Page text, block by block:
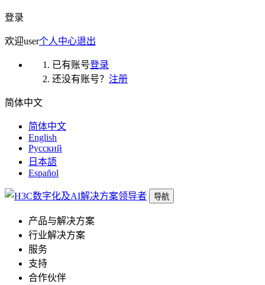
登录
欢迎user个人中心退出
已有账号登录
还没有账号？ 注册
简体中文
简体中文
English
Русский
日本語
Español
导航
产品与解决方案
行业解决方案
服务
支持
合作伙伴